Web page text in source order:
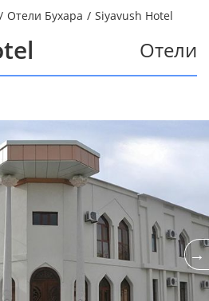
/ Отели Бухара / Siyavush Hotel
Отели